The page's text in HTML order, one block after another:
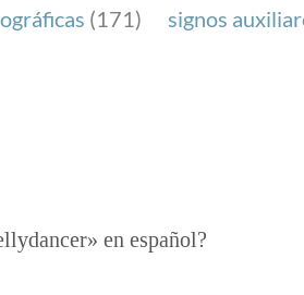
(171)
signos
en español?